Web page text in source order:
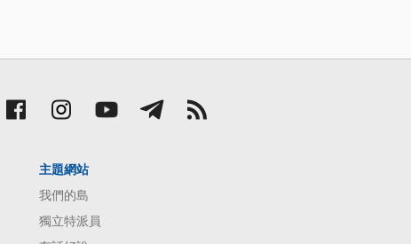
主題網站
我們的島
獨立特派員